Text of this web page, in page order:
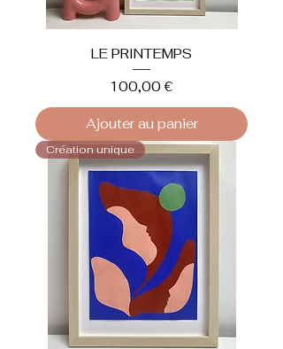
LE PRINTEMPS
Prix
100,00 €
Ajouter au panier
Création unique